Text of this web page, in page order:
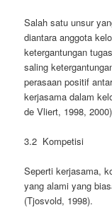
Salah satu unsur
diantara anggota
ketergantungan
saling
perasaan positif
kerjasama dalam
de Vliert, 1998,
3.2 Kompetisi
Seperti kerjasama,
yang alami yang
(Tjosvold, 1998).